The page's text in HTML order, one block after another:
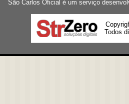
São Carlos Oficial é um serviço
Todos